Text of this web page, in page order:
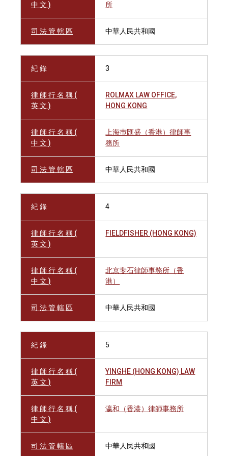
中 文 )
所
司 法 管 轄 區 中華人民共和國
紀 錄 3
律 師 行 名 稱 (
英 文 )
ROLMAX LAW OFFICE,
HONG KONG
律 師 行 名 稱 (
中 文 )
上海巿匯盛（香港）律師事
務所
司 法 管 轄 區 中華人民共和國
紀 錄 4
律 師 行 名 稱 (
英 文 )
FIELDFISHER (HONG KONG)
律 師 行 名 稱 (
中 文 )
北京斐石律師事務所（香
港）
司 法 管 轄 區 中華人民共和國
紀 錄 5
律 師 行 名 稱 (
英 文 )
YINGHE (HONG KONG) LAW
FIRM
律 師 行 名 稱 (
中 文 )
瀛和（香港）律師事務所
司 法 管 轄 區 中華人民共和國